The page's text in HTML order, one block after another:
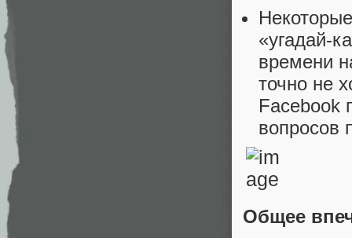
«угадай-
времени
точно не
Facebook
вопросов
Общее